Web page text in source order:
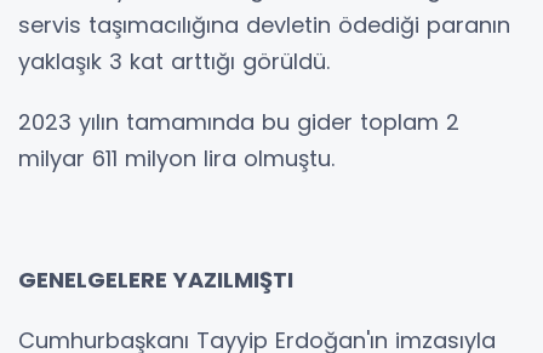
servis taşımacılığına devletin ödediği paranın
yaklaşık 3 kat arttığı görüldü.
2023 yılın tamamında bu gider toplam 2
milyar 611 milyon lira olmuştu.
GENELGELERE YAZILMIŞTI
Cumhurbaşkanı Tayyip Erdoğan'ın imzasıyla